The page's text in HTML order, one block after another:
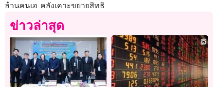
ล้านคนเฮ คลังเคาะขยายสิทธิ
ข่าวล่าสุด